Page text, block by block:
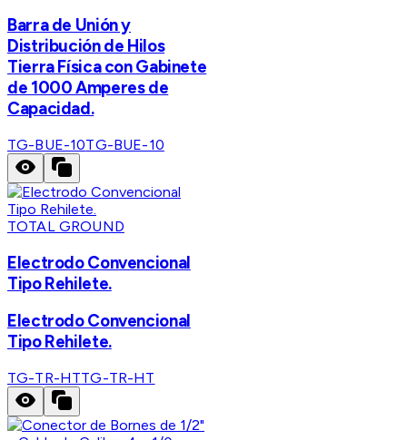
Barra de Unión y
Distribución de Hilos
Tierra Física con Gabinete
de 1000 Amperes de
Capacidad.
TG-BUE-10TG-BUE-10
TOTAL GROUND
Electrodo Convencional
Tipo Rehilete.
Electrodo Convencional
Tipo Rehilete.
TG-TR-HTTG-TR-HT